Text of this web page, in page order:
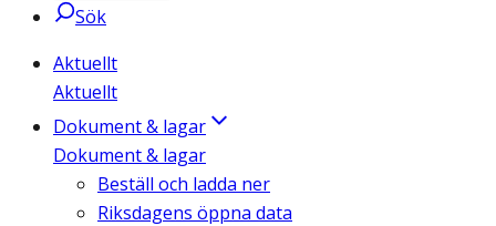
Sök
Aktuellt
Aktuellt
Dokument & lagar
Dokument & lagar
Beställ och ladda ner
Riksdagens öppna data